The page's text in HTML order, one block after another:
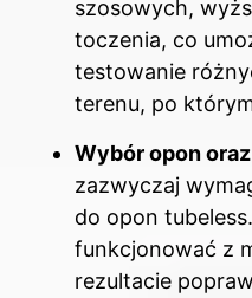
szosowych,
toczenia, co
testowanie
terenu, po
Wybór opon
zazwyczaj
do opon
funkcjonować z
rezultacie